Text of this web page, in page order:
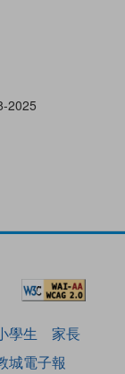
2025
學生
家長
城電子報